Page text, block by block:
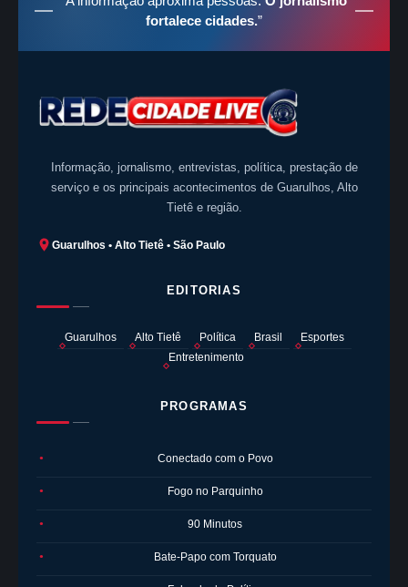
fortalece cidades.”
Informação, jornalismo, entrevistas, política, prestação de
serviço e os principais acontecimentos de Guarulhos, Alto
Tietê e região.
Guarulhos • Alto Tietê • São Paulo
EDITORIAS
Guarulhos Alto Tietê Política Brasil
Esportes
Entretenimento
PROGRAMAS
● Conectado com o Povo
● Fogo no Parquinho
● 90 Minutos
● Bate-Papo com Torquato